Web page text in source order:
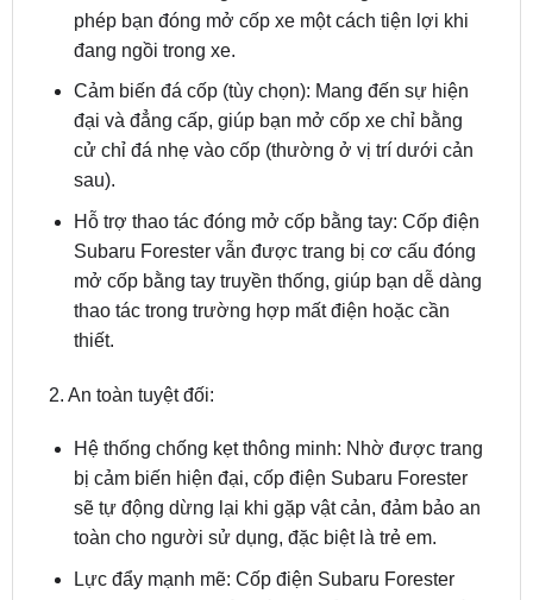
Cảm biến đá cốp (tùy chọn): Mang đến sự hiện
đại và đẳng cấp, giúp bạn mở cốp xe chỉ bằng
cử chỉ đá nhẹ vào cốp (thường ở vị trí dưới cản
sau).
Hỗ trợ thao tác đóng mở cốp bằng tay: Cốp điện
Subaru Forester vẫn được trang bị cơ cấu đóng
mở cốp bằng tay truyền thống, giúp bạn dễ dàng
thao tác trong trường hợp mất điện hoặc cần
thiết.
2. An toàn tuyệt đối:
Hệ thống chống kẹt thông minh: Nhờ được trang
sẽ tự động dừng lại khi gặp vật cản, đảm bảo an
toàn cho người sử dụng, đặc biệt là trẻ em.
Lực đẩy mạnh mẽ: Cốp điện Subaru Forester
được trang bị ty điện với lực đẩy mạnh mẽ, giúp
đóng mở cốp xe chắc chắn, an toàn và êm ái.